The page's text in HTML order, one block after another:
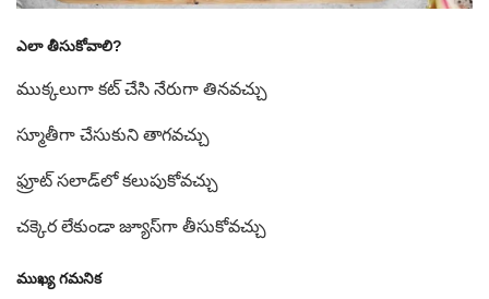
ఎలా తీసుకోవాలి?
ముక్కలుగా కట్ చేసి నేరుగా తినవచ్చు
స్మూతీగా చేసుకుని తాగవచ్చు
ఫ్రూట్ సలాడ్‌లో కలుపుకోవచ్చు
చక్కెర లేకుండా జ్యూస్‌గా తీసుకోవచ్చు
ముఖ్య గమనిక